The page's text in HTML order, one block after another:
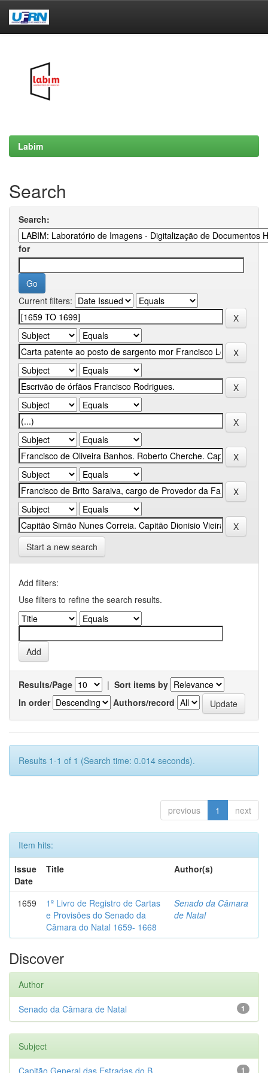
Labim
Search
Search:
for
Current filters:
Start a new search
Add filters:
Use filters to refine the search results.
Results/Page | Sort items by
In order
Authors/record
Results 1-1 of 1 (Search time: 0.014 seconds).
previous 1 next
Item hits:
Issue
Date
Title Author(s)
1659
1º Livro de Registro de Cartas
e Provisões do Senado da
Câmara do Natal 1659- 1668
Senado da Câmara
de Natal
Discover
Author
1
Senado da Câmara de Natal
Subject
1
Capitão General das Estradas do B...